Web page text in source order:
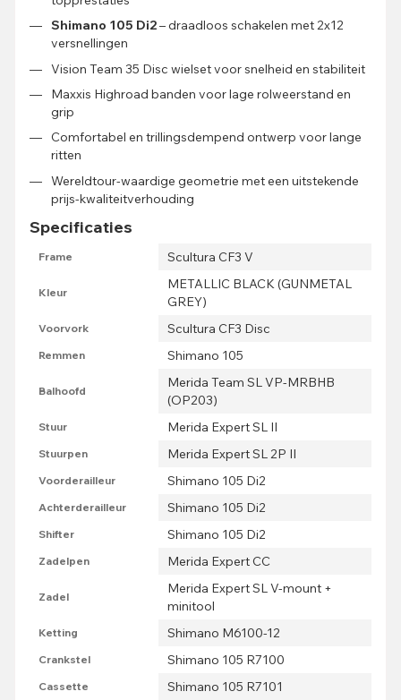
Shimano 105 Di2– draadloos schakelen met 2x12
versnellingen
Vision Team 35 Disc wielset voor snelheid en stabiliteit
Maxxis Highroad banden voor lage rolweerstand en
grip
Comfortabel en trillingsdempend ontwerp voor lange
ritten
Wereldtour-waardige geometrie met een uitstekende
prijs-kwaliteitverhouding
Specificaties
Frame Scultura CF3 V
Kleur
METALLIC BLACK (GUNMETAL
GREY)
Voorvork Scultura CF3 Disc
Remmen Shimano 105
Balhoofd
Merida Team SL VP-MRBHB
(OP203)
Stuur Merida Expert SL II
Stuurpen Merida Expert SL 2P II
Voorderailleur Shimano 105 Di2
Achterderailleur Shimano 105 Di2
Shifter Shimano 105 Di2
Zadelpen Merida Expert CC
Zadel
Merida Expert SL V-mount +
minitool
Ketting Shimano M6100-12
Crankstel Shimano 105 R7100
Cassette Shimano 105 R7101